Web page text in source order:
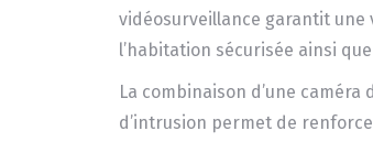
vidéosurveillance garantit
l’habitation sécurisée ainsi
La combinaison d’une
d’intrusion permet de